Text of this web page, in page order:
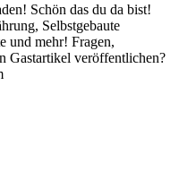
Schön das du da bist!
Selbstgebaute
und mehr! Fragen,
Gastartikel veröffentlichen?